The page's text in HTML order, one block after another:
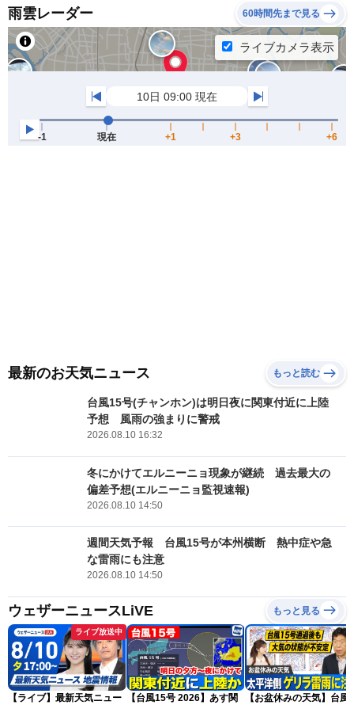
雨雲レーダー 60時間先まで見る
最新のお天気ニュース もっと読む
台風15号(チャンホン)は明日夜に関東付近に上陸
予想 風雨の強まりに警戒
2026.08.10 16:32
冬にかけてエルニーニョ現象が継続 過去最大の
偏差予想(エルニーニョ監視速報)
2026.08.10 14:50
週間天気予報 台風15号が本州横断 熱中症や急
な雷雨にも注意
2026.08.10 14:50
ウェザーニュースLiVE もっと見る
ライブ放送中
【ライブ】最新天気ニュー
【台風15号 2026】あす関
【お盆休みの天気】台風